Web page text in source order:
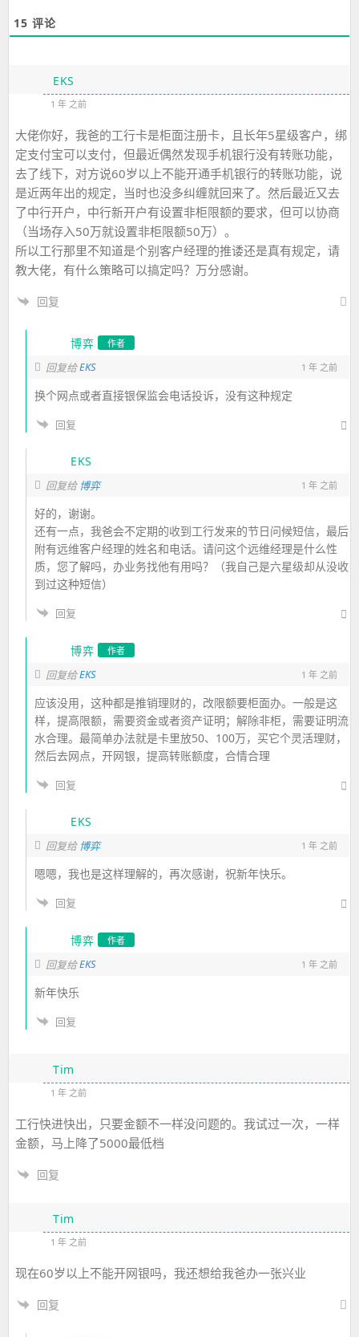
15 评论
EKS
1 年 之前
大佬你好，我爸的工行卡是柜面注册卡，且长年5星级客户，绑
定支付宝可以支付，但最近偶然发现手机银行没有转账功能，
去了线下，对方说60岁以上不能开通手机银行的转账功能，说
是近两年出的规定，当时也没多纠缠就回来了。然后最近又去
了中行开户，中行新开户有设置非柜限额的要求，但可以协商
（当场存入50万就设置非柜限额50万）。
所以工行那里不知道是个别客户经理的推诿还是真有规定，请
教大佬，有什么策略可以搞定吗？万分感谢。
回复
博弈 作者
回复给EKS 1 年 之前
换个网点或者直接银保监会电话投诉，没有这种规定
回复
EKS
回复给 博弈 1 年 之前
好的，谢谢。
还有一点，我爸会不定期的收到工行发来的节日问候短信，最后
附有远维客户经理的姓名和电话。请问这个远维经理是什么性
质，您了解吗，办业务找他有用吗？（我自己是六星级却从没收
到过这种短信）
回复
博弈 作者
回复给EKS 1 年 之前
应该没用，这种都是推销理财的，改限额要柜面办。一般是这
样，提高限额，需要资金或者资产证明；解除非柜，需要证明流
水合理。最简单办法就是卡里放50、100万，买它个灵活理财，
然后去网点，开网银，提高转账额度，合情合理
回复
EKS
回复给 博弈 1 年 之前
嗯嗯，我也是这样理解的，再次感谢，祝新年快乐。
回复
博弈 作者
回复给EKS 1 年 之前
新年快乐
回复
Tim
1 年 之前
工行快进快出，只要金额不一样没问题的。我试过一次，一样
金额，马上降了5000最低档
回复
Tim
1 年 之前
现在60岁以上不能开网银吗，我还想给我爸办一张兴业
回复